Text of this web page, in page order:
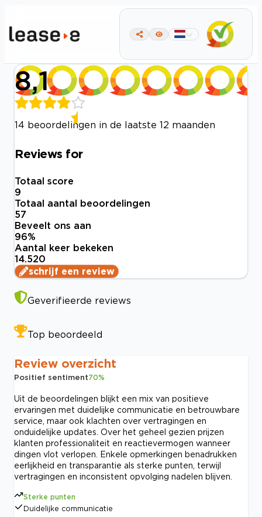
8,1
14 beoordelingen in de laatste 12 maanden
Reviews for
Totaal score
9
Totaal aantal beoordelingen
57
Beveelt ons aan
96%
Aantal keer bekeken
14.520
schrijf een review
Geverifieerde reviews
Top beoordeeld
Review overzicht
Positief sentiment70%
Uit de beoordelingen blijkt een mix van positieve
ervaringen met duidelijke communicatie en betrouwbare
service, maar ook klachten over vertragingen en
onduidelijke updates. Over het geheel gezien prijzen
klanten professionaliteit en reactievermogen wanneer
dingen vlot verlopen. Enkele opmerkingen benadrukken
eerlijkheid en transparantie als sterke punten, terwijl
vertragingen en inconsistent opvolging nadelen blijven.
Sterke punten
Duidelijke communicatie